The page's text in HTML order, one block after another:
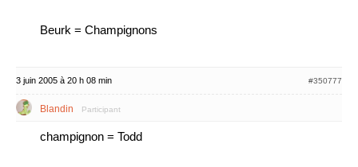
Beurk = Champignons
3 juin 2005 à 20 h 08 min #350777
Blandin Participant
champignon = Todd